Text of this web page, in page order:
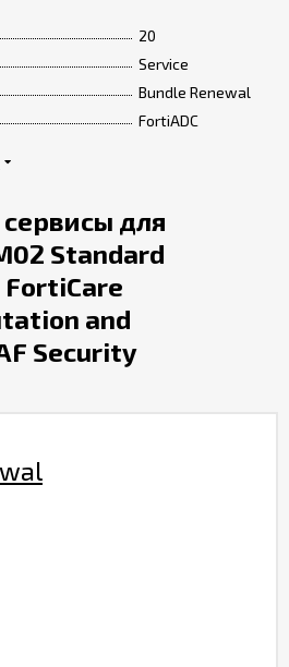
20
Service
Bundle Renewal
FortiADC
для
Standard
and
Security